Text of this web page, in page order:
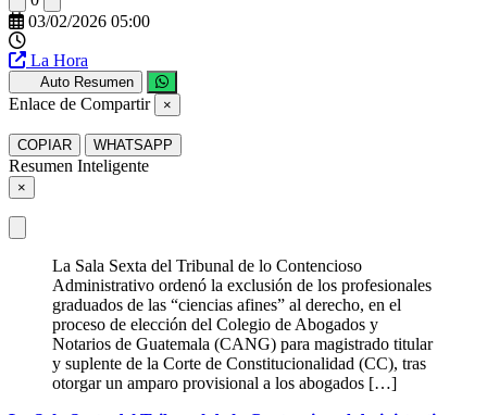
03/02/2026 05:00
La Hora
Auto Resumen
Enlace de Compartir ×
COPIAR WHATSAPP
Resumen Inteligente
×
La Sala Sexta del Tribunal de lo Contencioso
Administrativo ordenó la exclusión de los profesionales
graduados de las “ciencias afines” al derecho, en el
proceso de elección del Colegio de Abogados y
Notarios de Guatemala (CANG) para magistrado titular
y suplente de la Corte de Constitucionalidad (CC), tras
otorgar un amparo provisional a los abogados […]